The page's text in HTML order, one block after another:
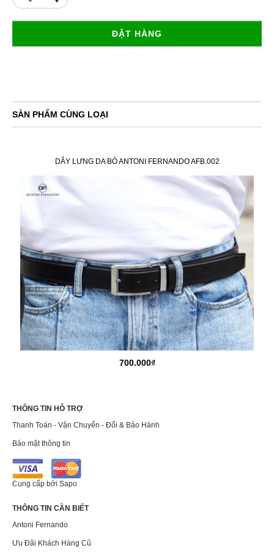
ĐẶT HÀNG
SẢN PHẨM CÙNG LOẠI
DÂY LƯNG DA BÒ ANTONI FERNANDO AFB.002
700.000₫
THÔNG TIN HỖ TRỢ
Thanh Toán - Vận Chuyển - Đổi & Bảo Hành
Bảo mật thông tin
Cung cấp bởi Sapo
THÔNG TIN CẦN BIẾT
Antoni Fernando
Ưu Đãi Khách Hàng Cũ